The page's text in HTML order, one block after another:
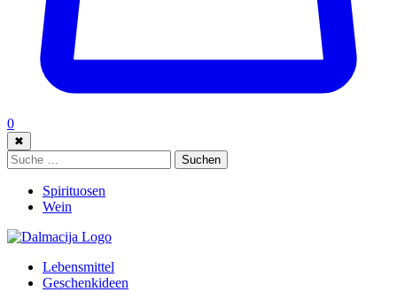
0
✖
Suche: Suchen
Spirituosen
Wein
Lebensmittel
Geschenkideen